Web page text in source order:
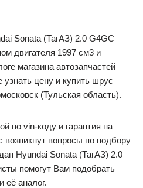
Sonata (ТагАЗ) 2.0 G4GC
двигателя 1997 см3 и
магазина автозапчастей
цену и купить шрус
(Тульская область).
по vin-коду и гарантия на
вопросы по подбору
Hyundai Sonata (ТагАЗ) 2.0
помогут Вам подобрать
её аналог.